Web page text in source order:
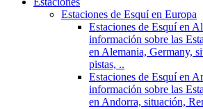
Estaciones de Esquí en Europa
Estaciones de Esquí en
información sobre las
en Alemania, Germany,
pistas, ..
Estaciones de Esquí en
información sobre las
en Andorra, situación,